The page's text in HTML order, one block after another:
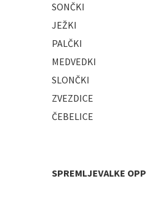
SONČKI
JEŽKI
PALČKI
MEDVEDKI
SLONČKI
ZVEZDICE
ČEBELICE
SPREMLJEVALKE OPP